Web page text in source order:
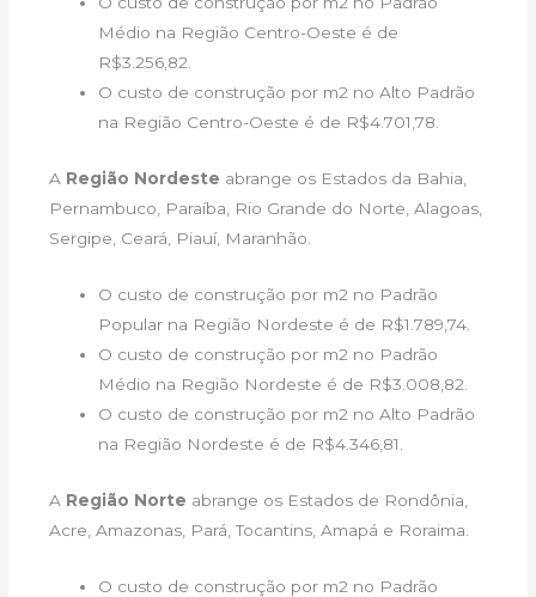
Médio na Região Centro-Oeste é de
R$3.256,82.
O custo de construção por m2 no Alto Padrão
na Região Centro-Oeste é de R$4.701,78.
A Região Nordeste abrange os Estados da Bahia,
Pernambuco, Paraíba, Rio Grande do Norte, Alagoas,
Sergipe, Ceará, Piauí, Maranhão.
O custo de construção por m2 no Padrão
Popular na Região Nordeste é de R$1.789,74.
O custo de construção por m2 no Padrão
Médio na Região Nordeste é de R$3.008,82.
O custo de construção por m2 no Alto Padrão
na Região Nordeste é de R$4.346,81.
A Região Norte abrange os Estados de Rondônia,
Acre, Amazonas, Pará, Tocantins, Amapá e Roraima.
O custo de construção por m2 no Padrão